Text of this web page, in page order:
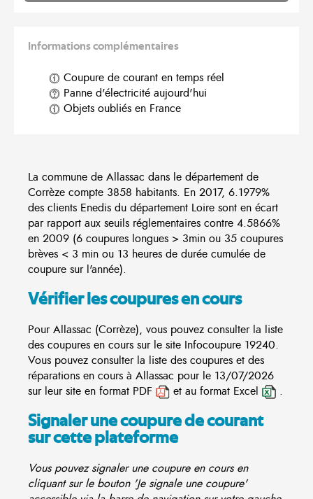
Informations complémentaires
Coupure de courant en temps réel
Panne d'électricité aujourd'hui
Objets oubliés en France
La commune de Allassac dans le département de
Corrèze compte 3858 habitants. En 2017, 6.1979%
des clients Enedis du département Loire sont en écart
par rapport aux seuils réglementaires contre 4.5866%
en 2009 (6 coupures longues > 3min ou 35 coupures
brèves < 3 min ou 13 heures de durée cumulée de
coupure sur l'année).
Vérifier les coupures en cours
Pour Allassac (Corrèze), vous pouvez consulter la liste
des coupures en cours sur le site Infocoupure 19240.
Vous pouvez consulter la liste des coupures et des
réparations en cours à Allassac pour le 13/07/2026
sur leur site en format PDF
et au format Excel .
Signaler une coupure de courant
sur cette plateforme
Vous pouvez signaler une coupure en cours en
cliquant sur le bouton 'Je signale une coupure'